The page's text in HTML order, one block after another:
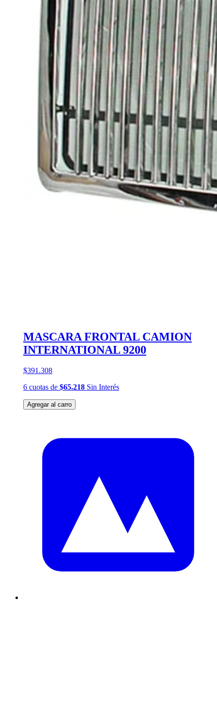
MASCARA FRONTAL CAMION
INTERNATIONAL 9200
$391.308
6 cuotas de $65.218 Sin Interés
Agregar al carro